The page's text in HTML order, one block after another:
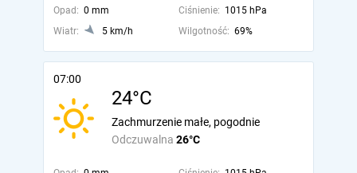
Opad: 0 mm Ciśnienie: 1015 hPa
Wiatr:
5 km/h Wilgotność: 69%
07:00
24°C
Odczuwalna 26°C
Zachmurzenie małe, pogodnie